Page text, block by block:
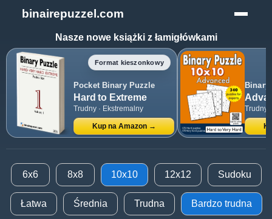
binairepuzzel.com
Nasze nowe książki z łamigłówkami
Format kieszonkowy
Pocket Binary Puzzle
Hard to Extreme
Trudny · Ekstremalny
Kup na Amazon →
Binary
Trudny
6x6 8x8 10x10 12x12 Sudoku
Łatwa Średnia Trudna Bardzo trudna